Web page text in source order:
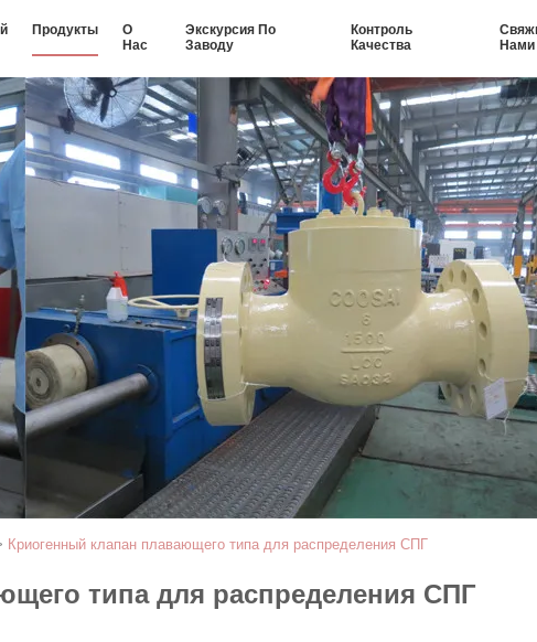
Продукты
О
Нас
Экскурсия По
Заводу
Контроль
Качества
Нами
Криогенный клапан плавающего типа для распределения СПГ
типа для распределения СПГ